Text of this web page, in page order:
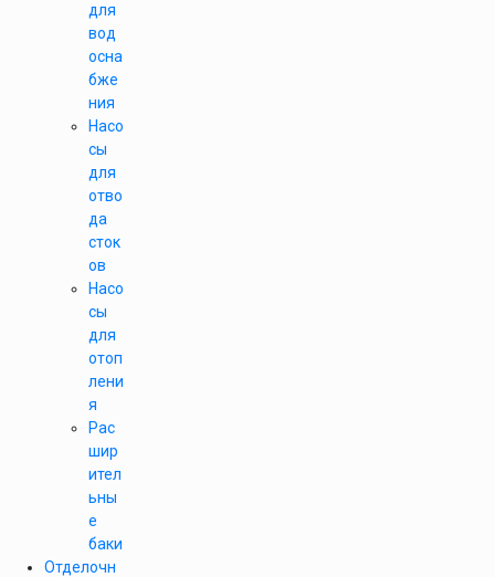
для
вод
осна
бже
ния
Насо
сы
для
отво
да
сток
ов
Насо
сы
для
отоп
лени
я
Рас
шир
ител
ьны
е
баки
Отделочн